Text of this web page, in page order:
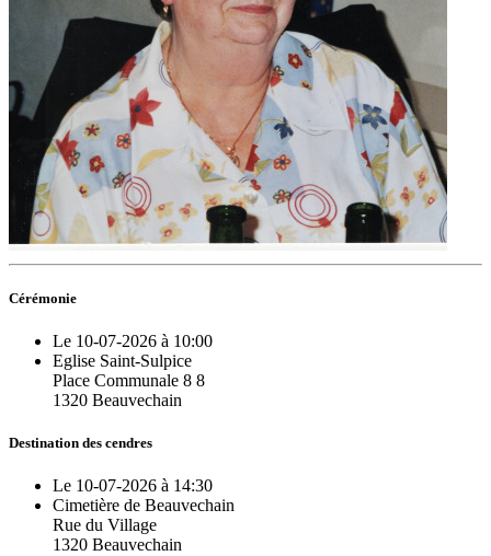
Cérémonie
Le 10-07-2026 à 10:00
Eglise Saint-Sulpice
Place Communale 8 8
1320 Beauvechain
Destination des cendres
Le 10-07-2026 à 14:30
Cimetière de Beauvechain
Rue du Village
1320 Beauvechain